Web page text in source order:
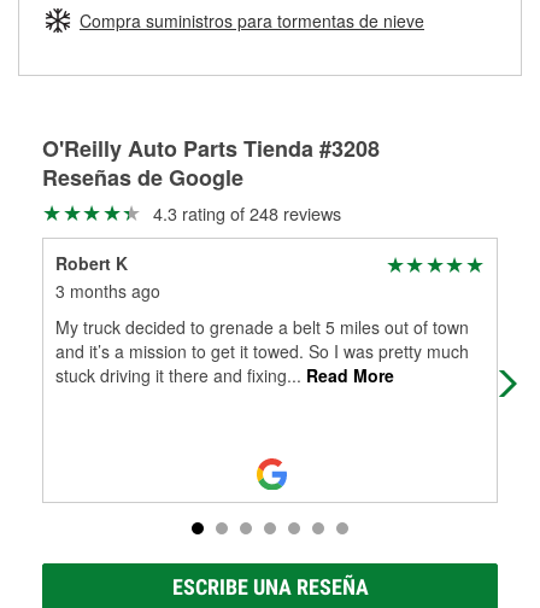
Más información sobre el Programa de Préstamo de
medirán tus tambores o discos para determinar si pueden
ser rectificados con seguridad. Si tus tambores o discos no
partes de reemplazo correctas para tu reparación.
Compra suministros para tormentas de nieve
O'Reilly Auto Parts Tienda #3208
Reseñas de Google
4.3 rating of 248 reviews
Robert K
3 months ago
My truck decided to grenade a belt 5 miles out of town
and it’s a mission to get it towed. So I was pretty much
stuck driving it there and fixing... Read More
ESCRIBE UNA RESEÑA